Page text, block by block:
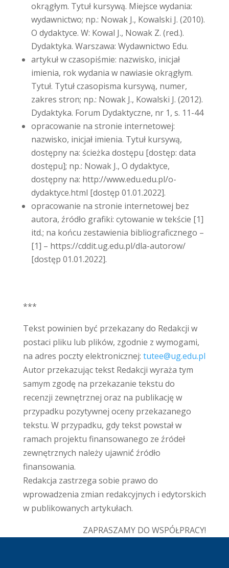
okrągłym. Tytuł kursywą. Miejsce wydania:
wydawnictwo; np.: Nowak J., Kowalski J. (2010).
O dydaktyce. W: Kowal J., Nowak Z. (red.).
Dydaktyka. Warszawa: Wydawnictwo Edu.
artykuł w czasopiśmie: nazwisko, inicjał
imienia, rok wydania w nawiasie okrągłym.
Tytuł. Tytuł czasopisma kursywą, numer,
zakres stron; np.: Nowak J., Kowalski J. (2012).
Dydaktyka. Forum Dydaktyczne, nr 1, s. 11-44
opracowanie na stronie internetowej:
nazwisko, inicjał imienia. Tytuł kursywą,
dostępny na: ścieżka dostępu [dostęp: data
dostępu]; np.: Nowak J., O dydaktyce,
dostępny na: http://www.edu.edu.pl/o-
dydaktyce.html [dostęp 01.01.2022].
opracowanie na stronie internetowej bez
autora, źródło grafiki: cytowanie w tekście [1]
itd.; na końcu zestawienia bibliograficznego –
[1] – https://cddit.ug.edu.pl/dla-autorow/
[dostęp 01.01.2022].
***
Tekst powinien być przekazany do Redakcji w
postaci pliku lub plików, zgodnie z wymogami,
na adres poczty elektronicznej: tutee@ug.edu.pl
Autor przekazując tekst Redakcji wyraża tym
samym zgodę na przekazanie tekstu do
recenzji zewnętrznej oraz na publikację w
przypadku pozytywnej oceny przekazanego
tekstu. W przypadku, gdy tekst powstał w
ramach projektu finansowanego ze źródeł
zewnętrznych należy ujawnić́ źródło
finansowania.
Redakcja zastrzega sobie prawo do
wprowadzenia zmian redakcyjnych i edytorskich
w publikowanych artykułach.
ZAPRASZAMY DO WSPÓŁPRACY!